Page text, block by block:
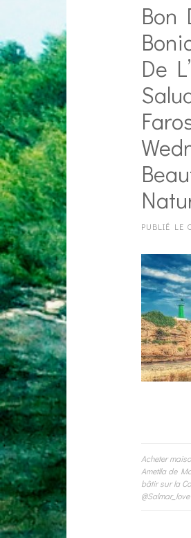
Bon
De
PUBLIÉ LE
de
Acheter
Ametlla de
bâtir sur la